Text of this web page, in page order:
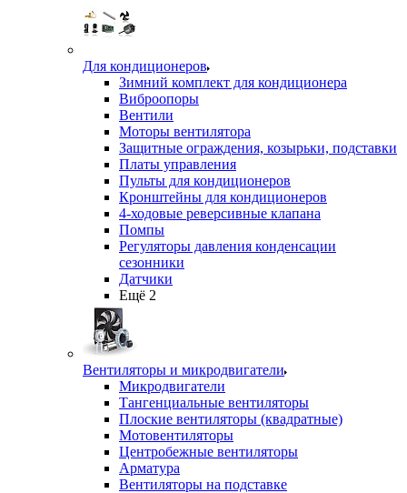
Для кондиционеров
Зимний комплект для кондиционера
Виброопоры
Вентили
Моторы вентилятора
Защитные ограждения, козырьки, подставки
Платы управления
Пульты для кондиционеров
Кронштейны для кондиционеров
4-ходовые реверсивные клапана
Помпы
Регуляторы давления конденсации
сезонники
Датчики
Ещё 2
Вентиляторы и микродвигатели
Микродвигатели
Тангенциальные вентиляторы
Плоские вентиляторы (квадратные)
Мотовентиляторы
Центробежные вентиляторы
Арматура
Вентиляторы на подставке